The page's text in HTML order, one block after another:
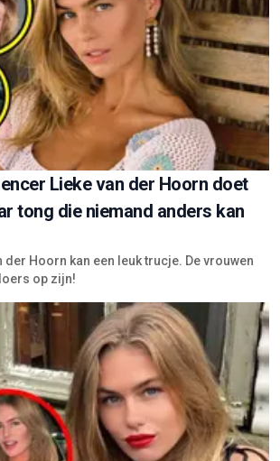
Lieke van der Hoorn doet
tong die niemand anders kan
der Hoorn kan een leuk trucje. De vrouwen
op zijn!